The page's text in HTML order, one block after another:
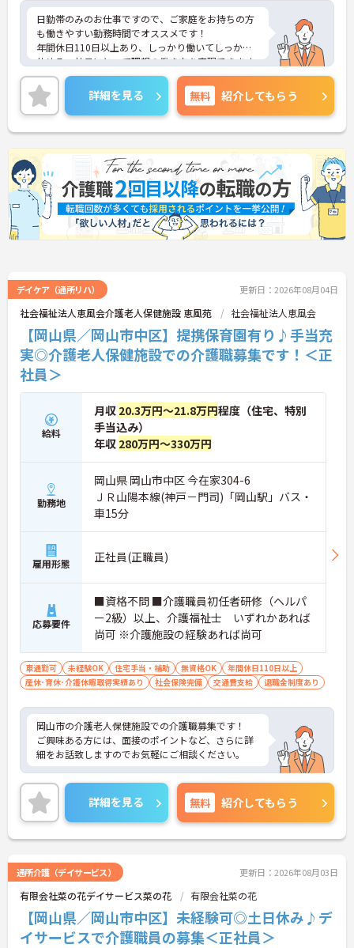
日勤帯のみのお仕事ですので、ご家庭をお持ちの方
も働きやすい勤務時間でオススメです！
年間休日110日以上あり、しっかり働いてしっかり
休める、社員にとって理想の働き方を実現できます
♪
ご興味ある方には、面接対策ポイントなど、さらに
詳細をお話しいたしますのでお気軽にご相談くださ
い。
詳細を見る 無料 紹介してもらう
デイケア（通所リハ） 更新日：2026年08月04日
社会福祉法人恵風会介護老人保健施設 恵風苑 社会福祉法人恵風会
【岡山県／岡山市中区】提携保育園有り♪手当充
実◎介護老人保健施設での介護職募集です！＜正
社員＞
給料
月収 20.3万円～21.8万円程度（住宅、特別
手当込み）
年収 280万円～330万円
勤務地
岡山県 岡山市中区 今在家304-6
ＪＲ山陽本線(神戸－門司)「岡山駅」バス・
車15分
雇用形態 正社員(正職員)
応募要件
■資格不問 ■介護職員初任者研修（ヘルパ
ー2級）以上、介護福祉士 いずれかあれば
尚可 ※介護施設の経験あれば尚可
車通勤可 未経験OK 住宅手当・補助 無資格OK
年間休日110日以上
産休･育休･介護休暇取得実績あり
社会保険完備 交通費支給 退職金制度あり
岡山市の介護老人保健施設での介護職募集です！
ご興味ある方には、面接のポイントなど、さらに詳
細をお話致しますのでお気軽にご相談ください。
詳細を見る 無料 紹介してもらう
通所介護（デイサービス） 更新日：2026年08月03日
有限会社菜の花デイサービス菜の花 有限会社菜の花
【岡山県／岡山市中区】未経験可◎土日休み♪デ
イサービスで介護職員の募集＜正社員＞